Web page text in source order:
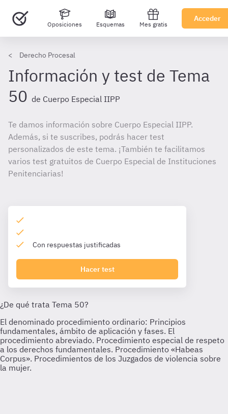
Oposiciones Esquemas Mes gratis
Acceder
Derecho Procesal
Información y test de Tema
50 de Cuerpo Especial IIPP
Te damos información sobre Cuerpo Especial IIPP.
Además, si te suscribes, podrás hacer test
personalizados de este tema. ¡También te facilitamos
varios test gratuitos de Cuerpo Especial de Instituciones
Penitenciarias!
Con respuestas justificadas
Hacer test